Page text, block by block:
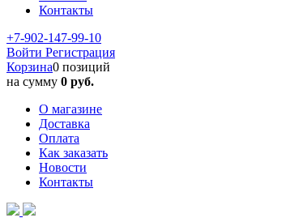
Контакты
+7-902-147-99-10
Войти Регистрация
Корзина0 позиций
на сумму 0 руб.
О магазине
Доставка
Оплата
Как заказать
Новости
Контакты